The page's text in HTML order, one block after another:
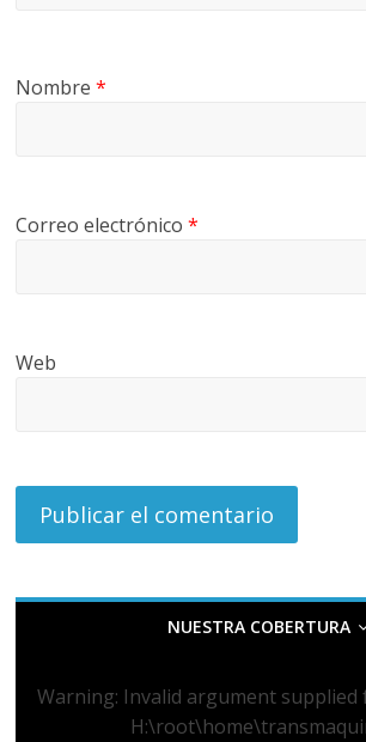
Nombre*
Correo electrónico*
Web
NUESTRA COBERTURA
Warning: Invalid argument